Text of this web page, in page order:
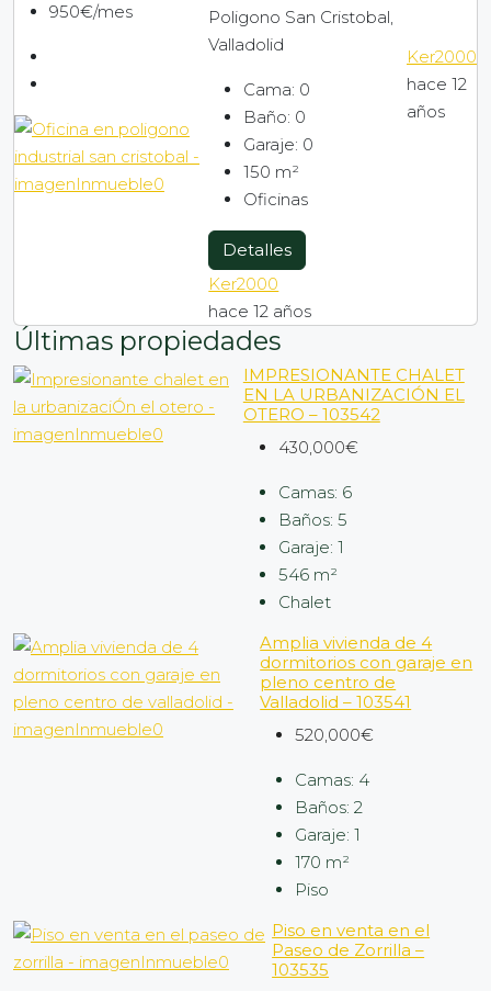
950€/mes
Poligono San Cristobal,
Valladolid
Cama: 0
Baño: 0
Garaje: 0
150 m²
Oficinas
Detalles
Ker2000
hace 12 años
Ker2000
hace 12
años
Últimas propiedades
IMPRESIONANTE CHALET
EN LA URBANIZACIÓN EL
OTERO – 103542
430,000€
Camas: 6
Baños: 5
Garaje: 1
546 m²
Chalet
Amplia vivienda de 4
dormitorios con garaje en
pleno centro de
Valladolid – 103541
520,000€
Camas: 4
Baños: 2
Garaje: 1
170 m²
Piso
Piso en venta en el
Paseo de Zorrilla –
103535